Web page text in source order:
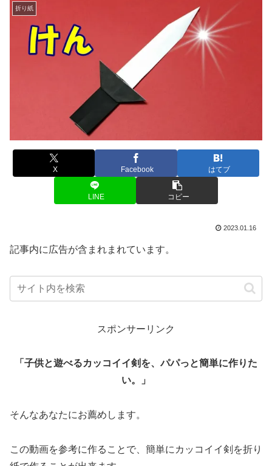
折り紙
X Facebook はてブ
LINE コピー
2023.01.16
記事内に広告が含まれまれています。
スポンサーリンク
「子供と遊べるカッコイイ剣を、パパっと簡単に作りた
い。」
そんなあなたにお薦めします。
この動画を参考に作ることで、簡単にカッコイイ剣を折り